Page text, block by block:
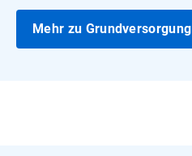
Mehr zu Grundversorgung